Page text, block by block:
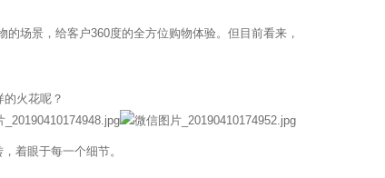
场景，给客户360度的全方位购物体验。但目前看来，
火花呢？
着眼于每一个细节。